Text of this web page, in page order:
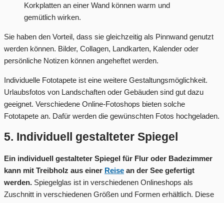
Korkplatten an einer Wand können warm und
gemütlich wirken.
Sie haben den Vorteil, dass sie gleichzeitig als Pinnwand genutzt
werden können. Bilder, Collagen, Landkarten, Kalender oder
persönliche Notizen können angeheftet werden.
Individuelle Fototapete ist eine weitere Gestaltungsmöglichkeit.
Urlaubsfotos von Landschaften oder Gebäuden sind gut dazu
geeignet. Verschiedene Online-Fotoshops bieten solche
Fototapete an. Dafür werden die gewünschten Fotos hochgeladen.
5. Individuell gestalteter Spiegel
Ein individuell gestalteter Spiegel für Flur oder Badezimmer
kann mit Treibholz aus einer Reise an der See gefertigt
werden. Spiegelglas ist in verschiedenen Onlineshops als
Zuschnitt in verschiedenen Größen und Formen erhältlich. Diese